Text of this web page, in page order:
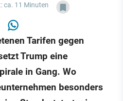
ca. 11 Minuten
Tarifen gegen
Trump eine
in Gang. Wo
besonders